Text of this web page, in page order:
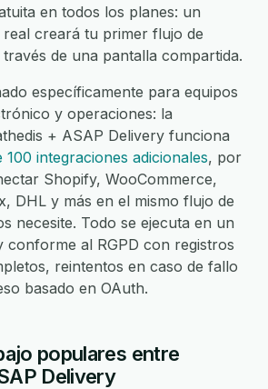
en todos los planes: un
creará tu primer flujo de
de una pantalla compartida.
específicamente para equipos
y operaciones: la
+ ASAP Delivery funciona
100 integraciones adicionales, por
Shopify, WooCommerce,
DHL y más en el mismo flujo de
necesite. Todo se ejecuta en un
conforme al RGPD con registros
reintentos en caso de fallo
basado en OAuth.
populares entre
Delivery